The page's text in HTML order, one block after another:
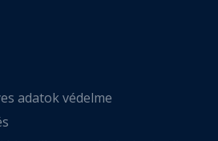
adatok védelme